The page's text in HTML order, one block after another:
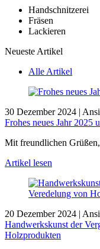
Handschnitzerei
Fräsen
Lackieren
Neueste Artikel
Alle Artikel
30 Dezember 2024 |
Frohes neues Jahr 2025
Mit freundlichen
Artikel lesen
20 Dezember 2024 |
Handwerkskunst der
Holzprodukten